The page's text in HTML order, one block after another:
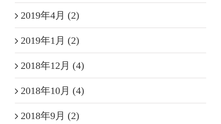
2019年4月 (2)
2019年1月 (2)
2018年12月 (4)
2018年10月 (4)
2018年9月 (2)